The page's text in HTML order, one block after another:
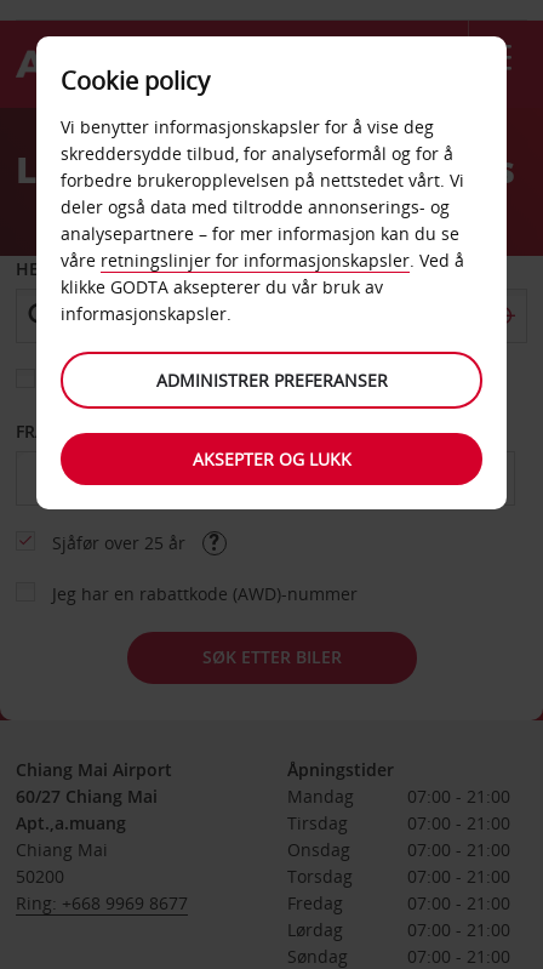
Welcome
AvisLeiebil Chiang Mai flyplass
HENT FRA
Velg et annet leveringssted
FRA DATO TIL DATO
Sjåfør over 25 år
Jeg har en rabattkode (AWD)-nummer
SØK ETTER BILER
Chiang Mai Airport
60/27 Chiang Mai
Apt.,a.muang
Chiang Mai
50200
Ring: +668 9969 8677
Åpningstider
Mandag
07:00 - 21:00
Tirsdag
07:00 - 21:00
Onsdag
07:00 - 21:00
Torsdag
07:00 - 21:00
Fredag
07:00 - 21:00
Lørdag
07:00 - 21:00
Søndag
07:00 - 21:00
Cookie policy
Vi benytter informasjonskapsler for å vise deg
skreddersydde tilbud, for analyseformål og for å
forbedre brukeropplevelsen på nettstedet vårt. Vi
deler også data med tiltrodde annonserings- og
analysepartnere – for mer informasjon kan du se
våre retningslinjer for informasjonskapsler. Ved å
klikke GODTA aksepterer du vår bruk av
informasjonskapsler.
ADMINISTRER PREFERANSER
AKSEPTER OG LUKK